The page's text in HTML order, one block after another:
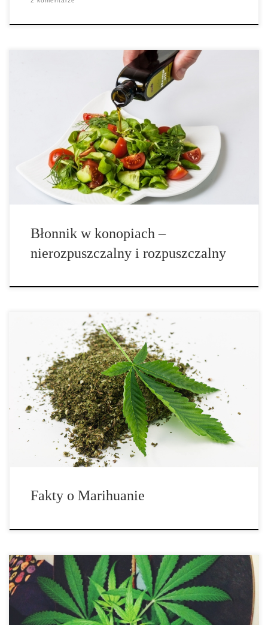
Wszyscy powinniśmy jeść więcej błonnika. Dieta o niskiej
zawartości błonnika na pewno nie jest dobrą rzeczą, nie tylko jeśli
chodzi o trawienie, ale także o utrzymanie prawidłowej wagi w
dzisiejszych czasach. Nie tylko powinniśmy jeść więcej błonnika,
ale przede wszystkim […]
Błonnik w konopiach –
nierozpuszczalny i rozpuszczalny
Marihuana jest rośliną zawierającą psychoaktywną substancję
chemiczną, tetrahydrokannabinol (THC) w swoich liściach, pąkach
i kwiatach. Marihuana jest najczęściej stosowanym nielegalnym
narkotykiem, a 42% Amerykanów deklaruje, że kiedyś jej
próbowało. Pomimo faktu, że efekty uboczne stosowania
marihuany są mniej szkodliwe niż […]
Fakty o Marihuanie
Marihuana szybko uznana została za normalną i konwencjonalną, i
tak samo dzieje się z przemysłem marihuany. W czasie powolnego